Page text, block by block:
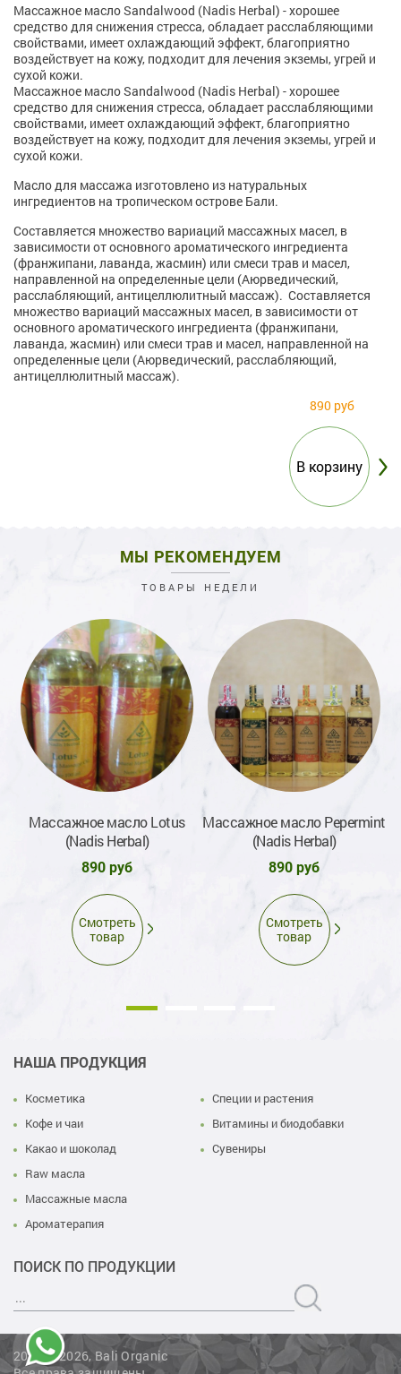
Массажное масло Sandalwood (Nadis Herbal) - хорошее
средство для снижения стресса, обладает расслабляющими
свойствами, имеет охлаждающий эффект, благоприятно
воздействует на кожу, подходит для лечения экземы, угрей и
сухой кожи.
Массажное масло Sandalwood (Nadis Herbal) - хорошее
средство для снижения стресса, обладает расслабляющими
свойствами, имеет охлаждающий эффект, благоприятно
воздействует на кожу, подходит для лечения экземы, угрей и
сухой кожи.
Масло для массажа изготовлено из натуральных
ингредиентов на тропическом острове Бали.
Составляется множество вариаций массажных масел, в
зависимости от основного ароматического ингредиента
(франжипани, лаванда, жасмин) или смеси трав и масел,
направленной на определенные цели (Аюрведический,
расслабляющий, антицеллюлитный массаж). Составляется
множество вариаций массажных масел, в зависимости от
основного ароматического ингредиента (франжипани,
лаванда, жасмин) или смеси трав и масел, направленной на
определенные цели (Аюрведический, расслабляющий,
антицеллюлитный массаж).
890 руб
МЫ РЕКОМЕНДУЕМ
ТОВАРЫ НЕДЕЛИ
Массажное масло Lotus
(Nadis Herbal)
890 руб
Смотреть
товар
Массажное масло Pepermint
(Nadis Herbal)
890 руб
Смотреть
товар
НАША ПРОДУКЦИЯ
Косметика
Кофе и чаи
Какао и шоколад
Raw масла
Массажные масла
Ароматерапия
Специи и растения
Витамины и биодобавки
Сувениры
ПОИСК ПО ПРОДУКЦИИ
2019 — 2026, Bali Organic